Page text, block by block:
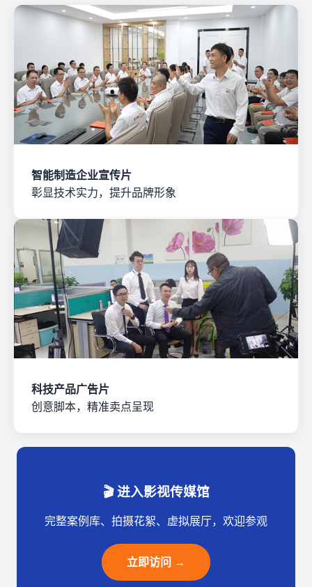
智能制造企业宣传片
彰显技术实力，提升品牌形象
科技产品广告片
创意脚本，精准卖点呈现
🎬 进入影视传媒馆
完整案例库、拍摄花絮、虚拟展厅，欢迎参观
立即访问 →